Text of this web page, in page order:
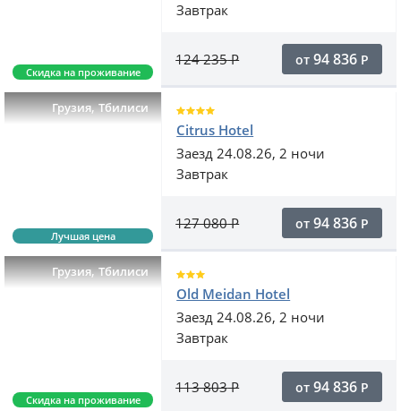
Скидка на проживание
Завтрак
124 235Р от 94 836 Р
Грузия,Тбилиси
Лучшая цена
Citrus Hotel
Заезд 24.08.26, 2 ночи
Завтрак
127 080Р от 94 836 Р
Грузия,Тбилиси
Скидка на проживание
Old Meidan Hotel
Заезд 24.08.26, 2 ночи
Завтрак
113 803Р от 94 836 Р